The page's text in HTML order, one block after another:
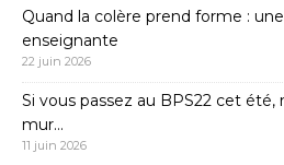
Quand la colère prend forme :
enseignante
22 juin 2026
Si vous passez au BPS22 cet été,
mur…
11 juin 2026